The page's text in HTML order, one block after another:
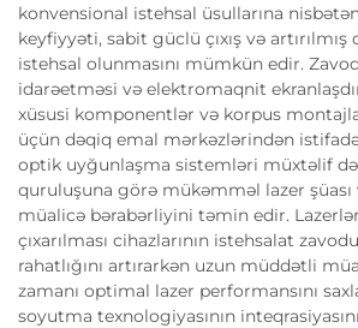
konvensional istehsal üsullarına
keyfiyyəti, sabit güclü çıxış və artırılmış
istehsal olunmasını mümkün edir.
idarəetməsi və elektromaqnit
xüsusi komponentlər və korpus
üçün dəqiq emal mərkəzlərindən
optik uyğunlaşma sistemləri müxtəlif
quruluşuna görə mükəmməl lazer
müalicə bərabərliyini təmin edir.
çıxarılması cihazlarının istehsalat
rahatlığını artırarkən uzun müddətli
zamanı optimal lazer performansını
soyutma texnologiyasının